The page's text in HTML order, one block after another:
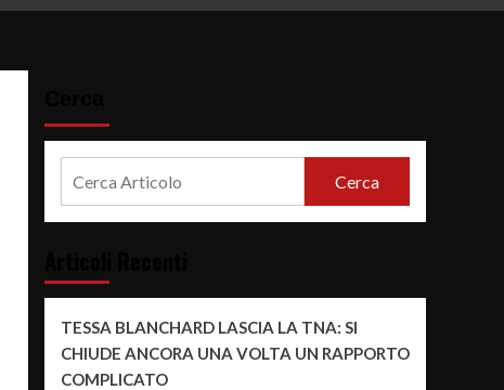
Cerca
TESSA BLANCHARD LASCIA LA TNA: SI
CHIUDE ANCORA UNA VOLTA UN RAPPORTO
COMPLICATO